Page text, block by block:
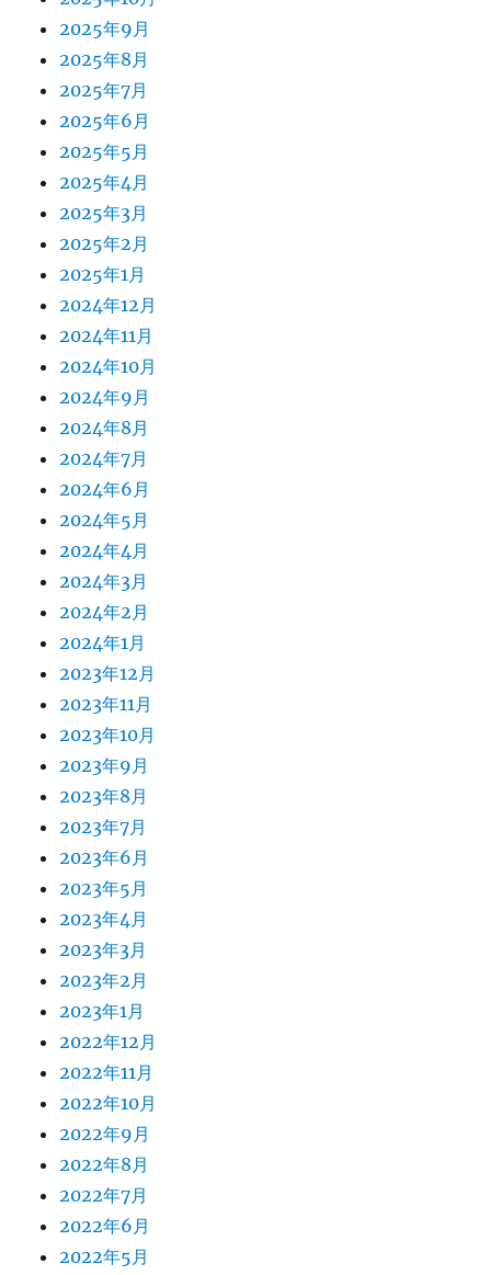
2025年9月
2025年8月
2025年7月
2025年6月
2025年5月
2025年4月
2025年3月
2025年2月
2025年1月
2024年12月
2024年11月
2024年10月
2024年9月
2024年8月
2024年7月
2024年6月
2024年5月
2024年4月
2024年3月
2024年2月
2024年1月
2023年12月
2023年11月
2023年10月
2023年9月
2023年8月
2023年7月
2023年6月
2023年5月
2023年4月
2023年3月
2023年2月
2023年1月
2022年12月
2022年11月
2022年10月
2022年9月
2022年8月
2022年7月
2022年6月
2022年5月